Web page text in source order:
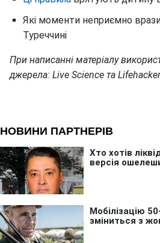
Які моменти неприємно
Туреччині
При написанні матеріалу
джерела: Live Science та